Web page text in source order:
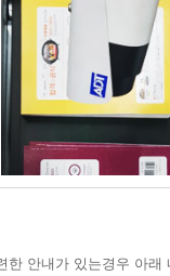
안내가 있는경우 아